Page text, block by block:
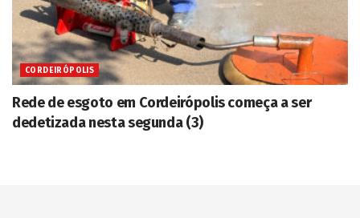
CORDEIRÓPOLIS
Rede de esgoto em Cordeirópolis começa a ser
dedetizada nesta segunda (3)